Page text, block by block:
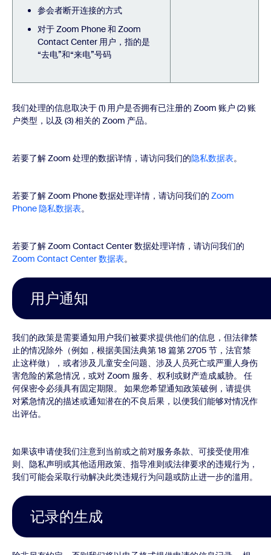
参会者断开连接的方式
对于 Zoom Phone 和 Zoom
Contact Center 用户，指的是
“去电”和“来电”号码
我们处理的信息取决于 (1) 用户是否拥有已注册的 Zoom 账户 (2) 账
户类型，以及 (3) 相关的 Zoom 产品。
若要了解 Zoom 处理的数据详情，请访问我们的隐私数据表。
若要了解 Zoom Phone 数据处理详情，请访问我们的 Zoom
Phone 隐私数据表。
若要了解 Zoom Contact Center 数据处理详情，请访问我们的
Zoom Contact Center 数据表。
用户通知
我们的政策是需要通知用户我们被要求提供他们的信息，但法律禁
止的情况除外（例如，根据美国法典第 18 篇第 2705 节，法官禁
止这样做），或者涉及儿童安全问题、涉及人员死亡或严重人身伤
害危险的紧急情况，或对 Zoom 服务、权利或财产造成威胁。 任
何保密令必须具有固定期限。 如果您希望通知政策破例，请提供
对紧急情况的描述或通知潜在的不良后果，以便我们能够对情况作
出评估。
如果该申请使我们注意到当前或之前对服务条款、可接受使用准
则、隐私声明或其他适用政策、指导准则或法律要求的违规行为，
我们可能会采取行动解决此类违规行为问题或防止进一步的滥用。
记录的生成